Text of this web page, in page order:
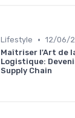
Lifestyle • 12/06/
Maîtriser l'Art de
Logistique:
Supply Chain